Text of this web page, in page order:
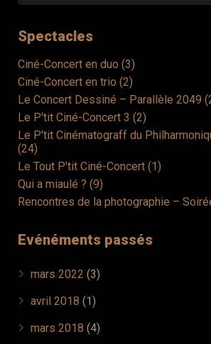
Spectacles
Ciné-Concert en duo (3)
Ciné-Concert en trio (2)
Le Concert Dessiné – Parallèle 2049
Le P'tit Ciné-Concert 3 (2)
Le P'tit Cinématograff du
(24)
Le Tout P'tit Ciné-Concert (1)
Qui a miaulé ? (9)
Rencontres de la photographie –
Evénéments passés
mars 2022 (3)
avril 2018 (1)
mars 2018 (4)